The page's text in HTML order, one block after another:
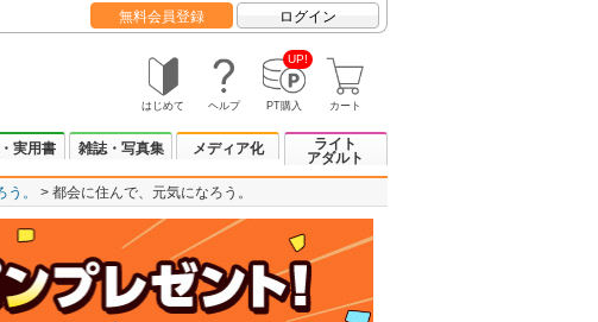
無料会員登録 ログイン
はじめて ヘルプ
UP!
PT購入 カート
実用書 雑誌・写真集 メディア化
ライト
アダルト
。 都会に住んで、元気になろう。